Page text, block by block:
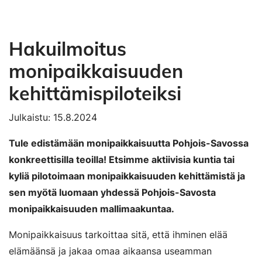
Hakuilmoitus
monipaikkaisuuden
kehittämispiloteiksi
Julkaistu: 15.8.2024
Tule edistämään monipaikkaisuutta Pohjois-Savossa
konkreettisilla teoilla! Etsimme aktiivisia kuntia tai
kyliä pilotoimaan monipaikkaisuuden kehittämistä ja
sen myötä luomaan yhdessä Pohjois-Savosta
monipaikkaisuuden mallimaakuntaa.
Monipaikkaisuus tarkoittaa sitä, että ihminen elää
elämäänsä ja jakaa omaa aikaansa useamman